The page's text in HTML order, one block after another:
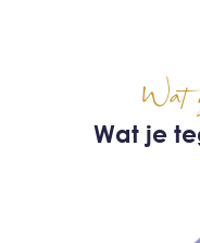
Wat je